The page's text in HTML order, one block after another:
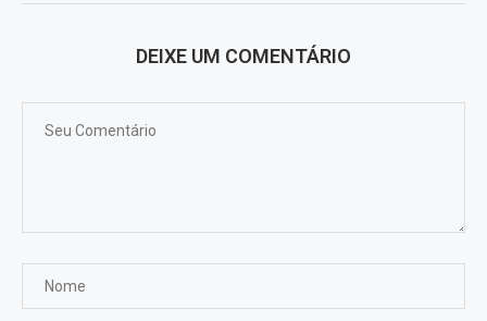
DEIXE UM COMENTÁRIO